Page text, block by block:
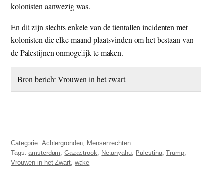
kolonisten aanwezig was.
En dit zijn slechts enkele van de tientallen incidenten met
kolonisten die elke maand plaatsvinden om het bestaan van
de Palestijnen onmogelijk te maken.
Bron bericht Vrouwen in het zwart
Categorie:Achtergronden, Mensenrechten
Tags:amsterdam,Gazastrook, Netanyahu, Palestina,Trump,
Vrouwen in het Zwart,wake